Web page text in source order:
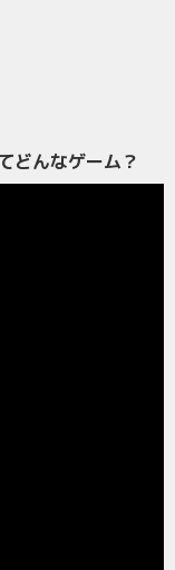
どんなゲーム？